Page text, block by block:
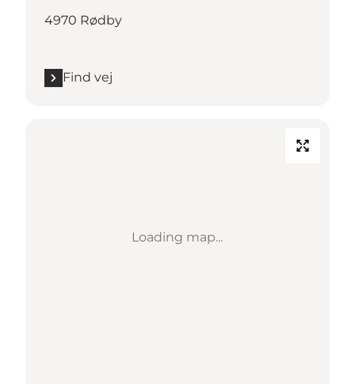
4970 Rødby
Find vej
Loading map...